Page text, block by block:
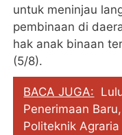
untuk meninjau
pembinaan di
hak anak binaan
(5/8).
BACA JUGA:
Penerimaan
Politeknik